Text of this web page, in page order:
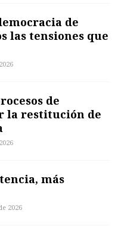
de
las tensiones que
de
la restitución de
más
2026